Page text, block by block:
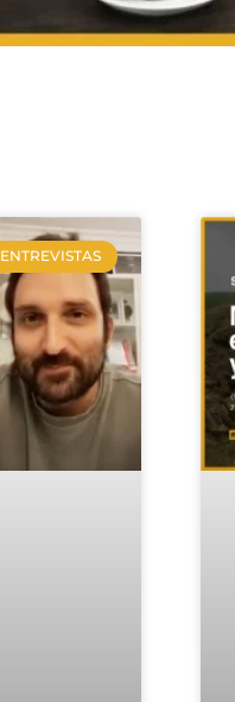
ENTREVISTAS